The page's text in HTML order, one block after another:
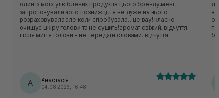
один із моїх улюблених продуктів цього бренду.мені
запропонували його по знижці, і я не дуже на нього
розраховувала.але коли спробувала…це вау! класно
очищує шкіру голови та не сушить!аромат свіжий. відчуття
після миття голови - не передати словами. відчуття
А Анастасія
04.08.2026, 16:48